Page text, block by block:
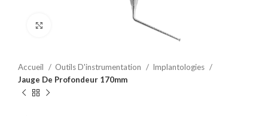
Accueil Outils D'instrumentation
Implantologies
Jauge De Profondeur 170mm